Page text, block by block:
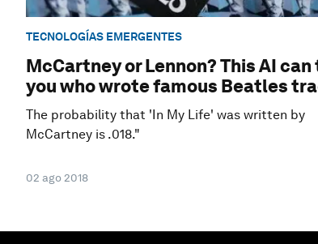
TECNOLOGÍAS EMERGENTES
McCartney or Lennon? This AI
you who wrote famous Beatles
The probability that 'In My Life' was written by
McCartney is .018."
02 ago 2018